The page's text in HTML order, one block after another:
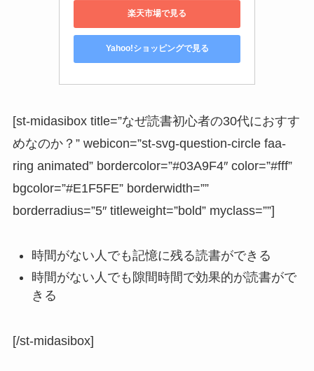
楽天市場で見る
Yahoo!ショッピングで見る
[st-midasibox title=”なぜ読書初心者の30代におすす
めなのか？” webicon=”st-svg-question-circle faa-
ring animated” bordercolor=”#03A9F4″ color=”#fff”
bgcolor=”#E1F5FE” borderwidth=””
borderradius=”5″ titleweight=”bold” myclass=””]
時間がない人でも記憶に残る読書ができる
時間がない人でも隙間時間で効果的が読書がで
きる
[/st-midasibox]